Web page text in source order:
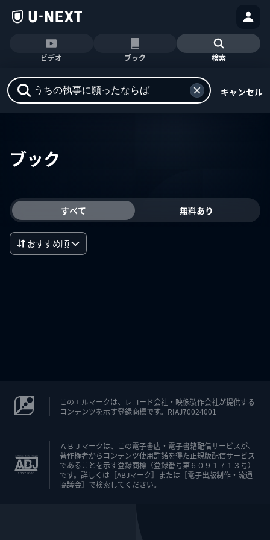
ビデオ ブック 検索
キャンセル
ブック
すべて 無料あり
おすすめ順
このエルマークは、レコード会社・映像製作会社が提供する
コンテンツを示す登録商標です。RIAJ70024001
ＡＢＪマークは、この電子書店・電子書籍配信サービスが、
著作権者からコンテンツ使用許諾を得た正規版配信サービス
であることを示す登録商標（登録番号第６０９１７１３号）
です。詳しくは［ABJマーク］または［電子出版制作・流通
協議会］で検索してください。